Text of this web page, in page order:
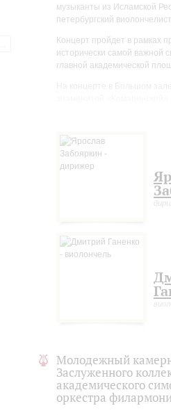
музыканты из Исламской
петербургский
Концерт пройдет в рамках
исторически самой важной
главной академической
лишенная настоящих
прочно вошла в репертуар
Праге, Париже, Лондоне,
интонация, без которой
звучат две подлинных
музыке XVIII столетия – к
Важную роль во
Петербург – Тегеран»
Молодежный
Заслуженного
академического
оркестра